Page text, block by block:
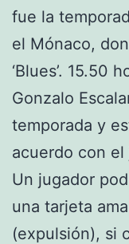
fue la
el Mónaco,
‘Blues’. 15.50
Gonzalo
temporada y
acuerdo con el
Un jugador
una tarjeta
(expulsión), si